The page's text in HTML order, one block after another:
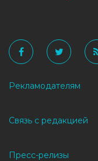
Рекламодателям
Связь с редакцией
Пресс-релизы